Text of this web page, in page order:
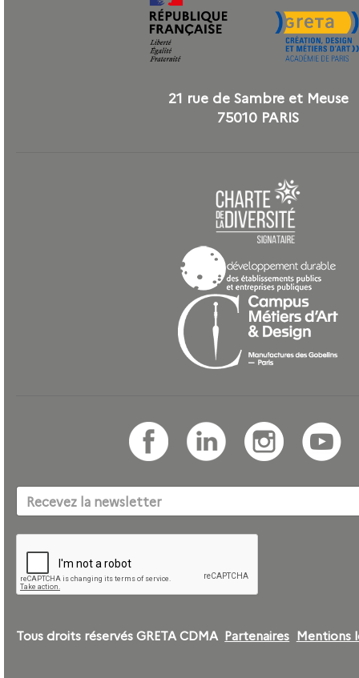
21 rue de Sambre et Meuse
75010 PARIS
Tous droits réservés GRETA CDMA Partenaires Mentions